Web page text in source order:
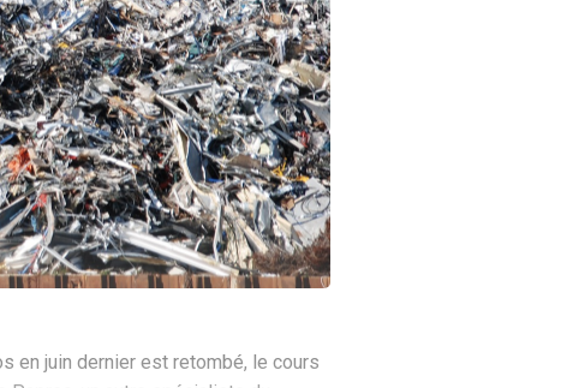
en juin dernier est retombé, le cours